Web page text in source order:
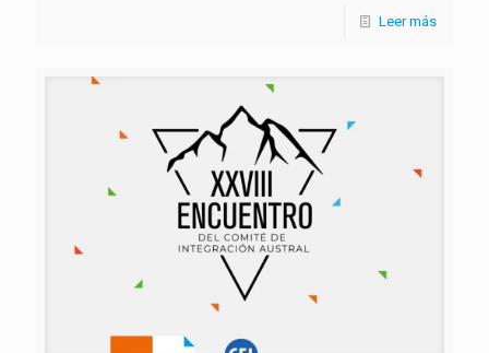
Leer más